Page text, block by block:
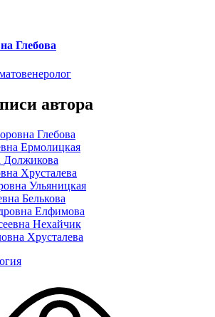
Глебова
автора
Глебова
Ермолицкая
Должикова
Хрусталева
Ульяницкая
Белькова
Елфимова
Нехайчик
Хрусталева